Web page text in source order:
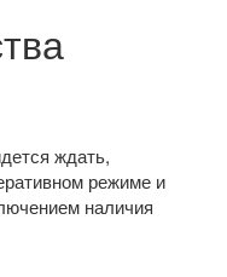
ждать,
режиме и
наличия